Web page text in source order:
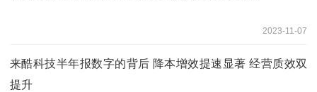
2023-11-07
来酷科技半年报数字的背后 降本增效提速显著 经营质效双
提升